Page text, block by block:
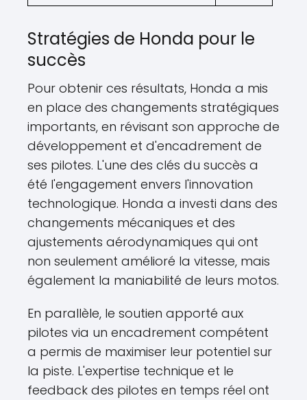
Stratégies de Honda pour le
succès
Pour obtenir ces résultats, Honda a mis
en place des changements stratégiques
importants, en révisant son approche de
développement et d'encadrement de
ses pilotes. L'une des clés du succès a
été l'engagement envers l'innovation
technologique. Honda a investi dans des
changements mécaniques et des
ajustements aérodynamiques qui ont
non seulement amélioré la vitesse, mais
également la maniabilité de leurs motos.
En parallèle, le soutien apporté aux
pilotes via un encadrement compétent
a permis de maximiser leur potentiel sur
la piste. L'expertise technique et le
feedback des pilotes en temps réel ont